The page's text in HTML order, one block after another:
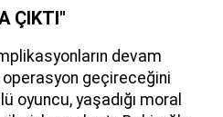
ÇIKTI"
devam
geçireceğini
oyuncu, yaşadığı moral